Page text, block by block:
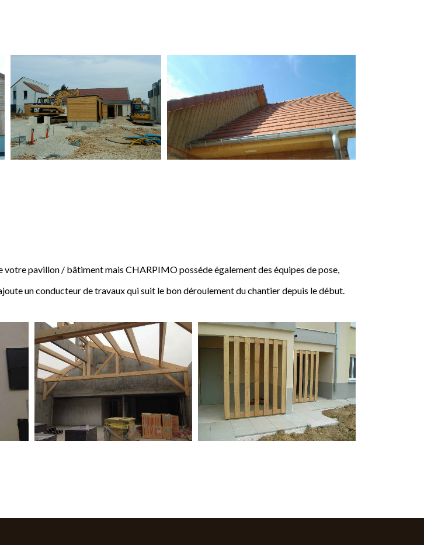
pavillon / bâtiment mais CHARPIMO posséde également des équipes de pose,
un conducteur de travaux qui suit le bon déroulement du chantier depuis le début.